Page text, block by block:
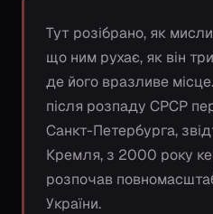
Тут розібрано, як
що ним рухає, як він
де його вразливе
після розпаду СРСР
Санкт-Петербурга,
Кремля, з 2000 року
розпочав
України.